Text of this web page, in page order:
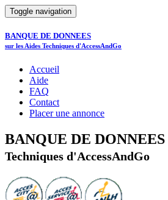
Toggle navigation
BANQUE DE DONNEES
sur les Aides Techniques d'AccessAndGo
Accueil
Aide
FAQ
Contact
Placer une annonce
BANQUE DE DONNEES
Techniques d'AccessAndGo